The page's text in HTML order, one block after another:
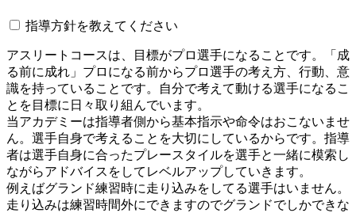
指導方針を教えてください
アスリートコースは、目標がプロ選手になることです。「成
る前に成れ」プロになる前からプロ選手の考え方、行動、意
識を持っていることです。自分で考えて動ける選手になるこ
とを目標に日々取り組んでいます。
当アカデミーは指導者側から基本指示や命令はおこないませ
ん。選手自身で考えることを大切にしているからです。指導
者は選手自身に合ったプレースタイルを選手と一緒に模索し
ながらアドバイスをしてレベルアップしていきます。
例えばグランド練習時に走り込みをしてる選手はいません。
走り込みは練習時間外にできますのでグランドでしかできな